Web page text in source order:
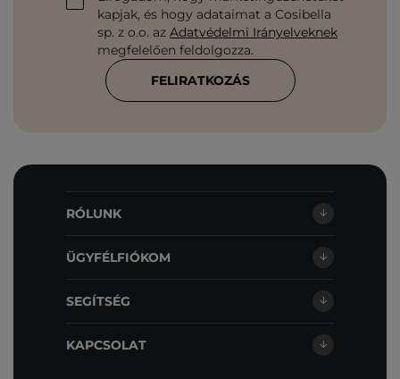
kapjak, és hogy adataimat a Cosibella
sp. z o.o. az Adatvédelmi Irányelveknek
megfelelően feldolgozza.
FELIRATKOZÁS
RÓLUNK
ÜGYFÉLFIÓKOM
SEGÍTSÉG
KAPCSOLAT